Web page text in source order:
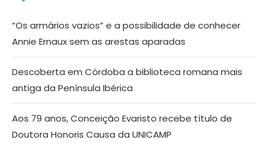
“Os armários vazios” e a possibilidade de conhecer
Annie Ernaux sem as arestas aparadas
Descoberta em Córdoba a biblioteca romana mais
antiga da Península Ibérica
Aos 79 anos, Conceição Evaristo recebe título de
Doutora Honoris Causa da UNICAMP